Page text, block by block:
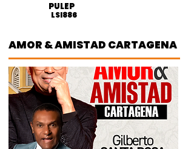
PULEP
LSI886
AMOR & AMISTAD CARTAGENA